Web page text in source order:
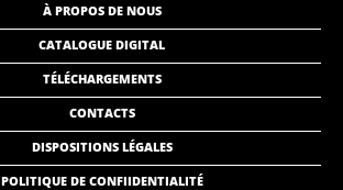
À PROPOS DE NOUS
CATALOGUE DIGITAL
TÉLÉCHARGEMENTS
CONTACTS
DISPOSITIONS LÉGALES
POLITIQUE DE CONFIIDENTIALITÉ